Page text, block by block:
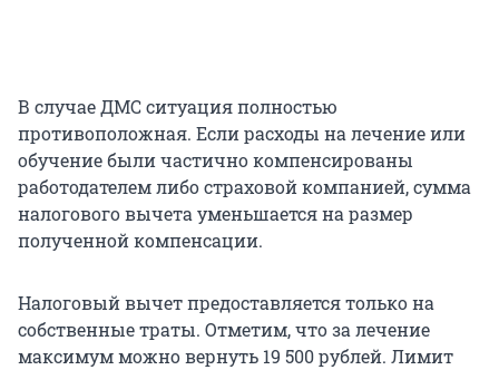
В случае ДМС ситуация полностью
противоположная. Если расходы на лечение или
обучение были частично компенсированы
работодателем либо страховой компанией, сумма
налогового вычета уменьшается на размер
полученной компенсации.
Налоговый вычет предоставляется только на
собственные траты. Отметим, что за лечение
максимум можно вернуть 19 500рублей. Лимит